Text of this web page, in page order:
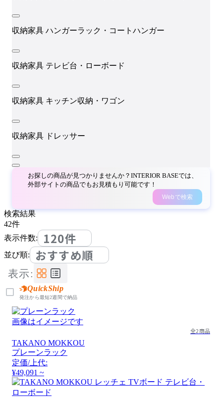
収納家具 ハンガーラック・コートハンガー
収納家具 テレビ台・ローボード
収納家具 キッチン収納・ワゴン
収納家具 ドレッサー
お探しの商品が見つかりませんか？INTERIOR BASEでは、
外部サイトの商品でもお見積もり可能です！
Webで検索
検索結果
42件
表示件数:
120件
並び順: おすすめ順
表示:
QuickShip
発注から最短2週間で納品
画像はイメージです
全2商品
TAKANO MOKKOU
プレーンラック
定価/上代:
¥49,091 ~